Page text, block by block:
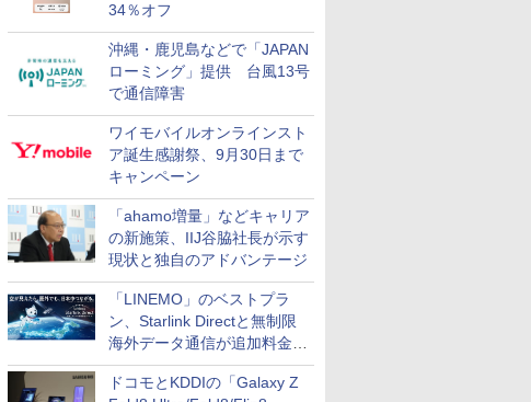
34％オフ
沖縄・鹿児島などで「JAPAN
ローミング」提供 台風13号
で通信障害
ワイモバイルオンラインスト
ア誕生感謝祭、9月30日まで
キャンペーン
「ahamo増量」などキャリア
の新施策、IIJ谷脇社長が示す
現状と独自のアドバンテージ
「LINEMO」のベストプラ
ン、Starlink Directと無制限
海外データ通信が追加料金な
しに
ドコモとKDDIの「Galaxy Z